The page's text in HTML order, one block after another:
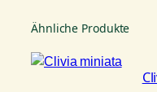
Ähnliche Produkte